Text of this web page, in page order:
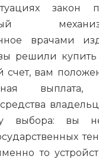
закон
врачами
решили купить
счет, вам
выплата,
выбора: вы
то